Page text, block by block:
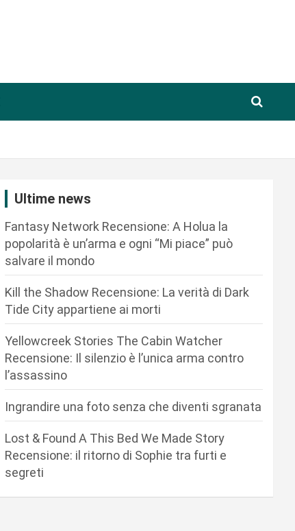
Ultime news
Fantasy Network Recensione: A Holua la
popolarità è un’arma e ogni “Mi piace” può
salvare il mondo
Kill the Shadow Recensione: La verità di Dark
Tide City appartiene ai morti
Yellowcreek Stories The Cabin Watcher
Recensione: Il silenzio è l’unica arma contro
l’assassino
Ingrandire una foto senza che diventi sgranata
Lost & Found A This Bed We Made Story
Recensione: il ritorno di Sophie tra furti e
segreti